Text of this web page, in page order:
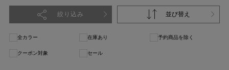
絞り込み 並び替え
全カラー 在庫あり 予約商品を除く
クーポン対象 セール